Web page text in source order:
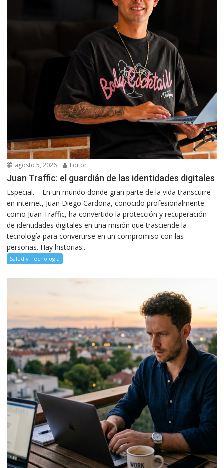
agosto 5, 2026 Editor
Juan Traffic: el guardián de las identidades digitales
Especial. – En un mundo donde gran parte de la vida transcurre
en internet, Juan Diego Cardona, conocido profesionalmente
como Juan Traffic, ha convertido la protección y recuperación
de identidades digitales en una misión que trasciende la
tecnología para convertirse en un compromiso con las
personas. Hay historias...
Salud y Tecnología